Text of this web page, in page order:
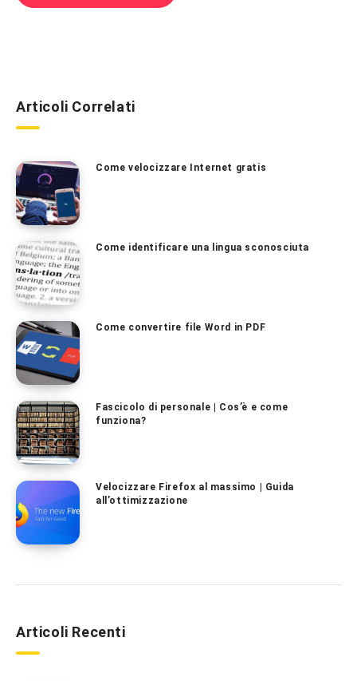
Articoli Correlati
Come velocizzare Internet gratis
Come identificare una lingua sconosciuta
Come convertire file Word in PDF
Fascicolo di personale | Cos’è e come
funziona?
Velocizzare Firefox al massimo | Guida
all’ottimizzazione
Articoli Recenti